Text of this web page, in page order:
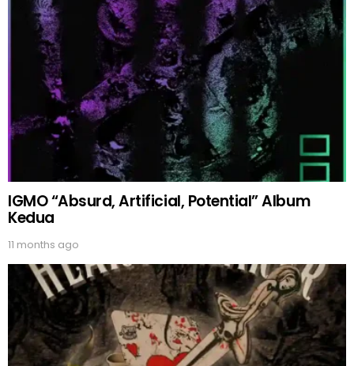
IGMO “Absurd, Artificial, Potential” Album
Kedua
11 months ago